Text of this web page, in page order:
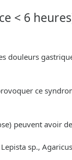
< 6
douleurs
ce
peuvent avoir
sp.,